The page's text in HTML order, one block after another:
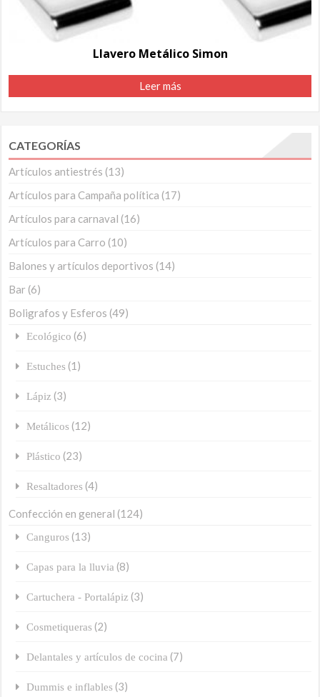
Llavero Metálico Simon
Leer más
CATEGORÍAS
Artículos antiestrés (13)
Artículos para Campaña política (17)
Artículos para carnaval (16)
Artículos para Carro (10)
Balones y artículos deportivos (14)
Bar (6)
Boligrafos y Esferos (49)
Ecológico (6)
Estuches (1)
Lápiz (3)
Metálicos (12)
Plástico (23)
Resaltadores (4)
Confección en general (124)
Canguros (13)
Capas para la lluvia (8)
Cartuchera - Portalápiz (3)
Cosmetiqueras (2)
Delantales y artículos de cocina (7)
Dummis e inflables (3)